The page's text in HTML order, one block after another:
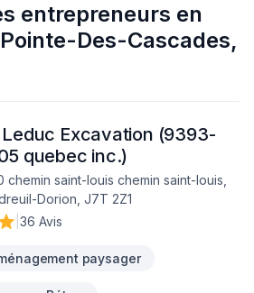
entrepreneurs en
Pointe-Des-Cascades,
Excavation (9393-
quebec inc.)
chemin saint-louis chemin saint-louis,
Dorion, J7T 2Z1
36 Avis
paysager